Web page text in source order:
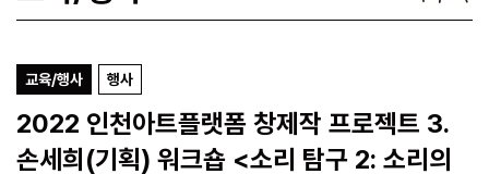
교육/행사 행사
2022 인천아트플랫폼 창제작 프로젝트 3.
손세희(기획) 워크숍 <소리 탐구 2: 소리의